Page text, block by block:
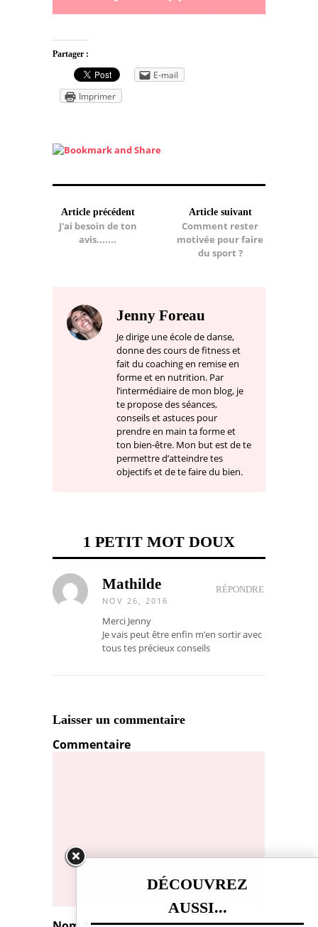
Partager :
E-mail
Imprimer
Article précédent
J'ai besoin de ton
avis.......
Article suivant
Comment rester
motivée pour faire
du sport ?
Jenny Foreau
Je dirige une école de danse,
donne des cours de fitness et
fait du coaching en remise en
forme et en nutrition. Par
l’intermédiaire de mon blog, je
te propose des séances,
conseils et astuces pour
prendre en main ta forme et
ton bien-être. Mon but est de te
permettre d’atteindre tes
objectifs et de te faire du bien.
1 PETIT MOT DOUX
Mathilde
NOV 26, 2016
RÉPONDRE
Merci Jenny
Je vais peut être enfin m’en sortir avec
tous tes précieux conseils
Laisser un commentaire
Commentaire
DÉCOUVREZ
AUSSI...